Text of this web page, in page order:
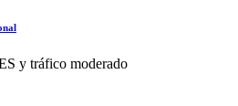
y tráfico moderado